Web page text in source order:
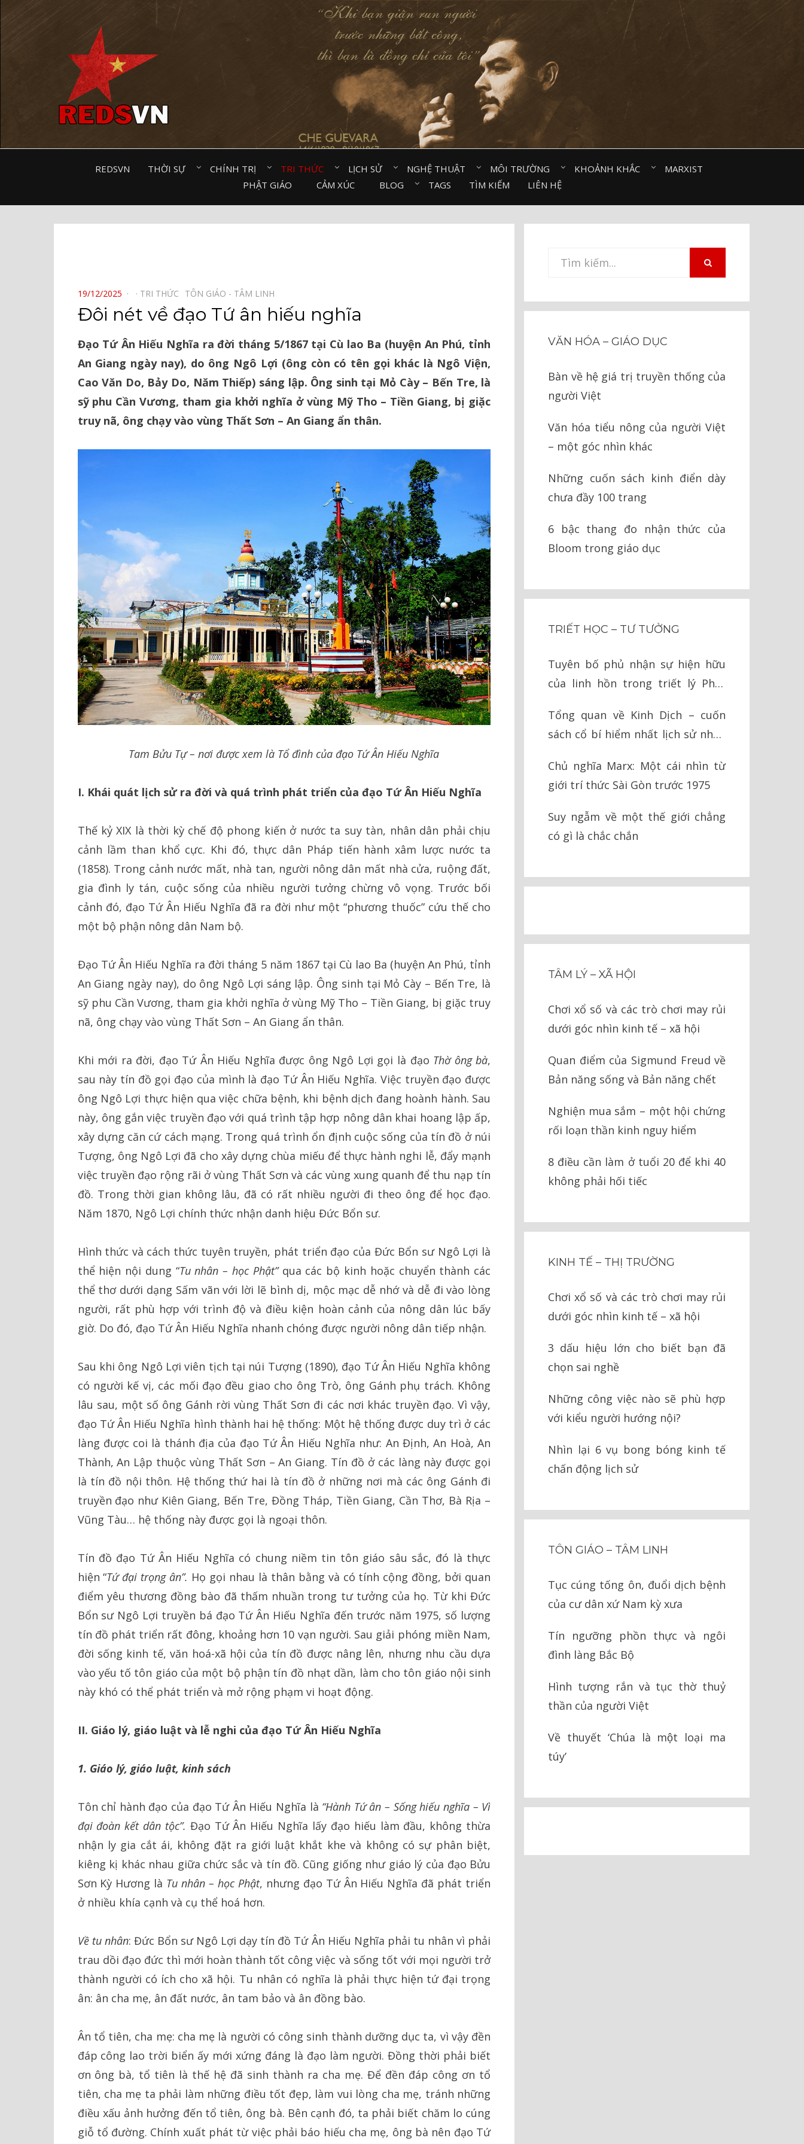
REDSVN THỜI SỰ⠀ CHÍNH TRỊ⠀ TRI THỨC⠀ LỊCH SỬ⠀ NGHỆ THUẬT⠀ MÔI TRƯỜNG⠀ KHOẢNH KHẮC⠀
MARXIST⠀
PHẬT GIÁO⠀
CẢM XÚC⠀ BLOG⠀ TAGS TÌM KIẾM LIÊN HỆ
POSTED
ON
19/12/2025 TRI THỨC⠀ TÔN GIÁO - TÂM LINH⠀
Đôi nét về đạo Tứ ân hiếu nghĩa
Đạo Tứ Ân Hiếu Nghĩa ra đời tháng 5/1867 tại Cù lao Ba (huyện An Phú, tỉnh
An Giang ngày nay), do ông Ngô Lợi (ông còn có tên gọi khác là Ngô Viện,
Cao Văn Do, Bảy Do, Năm Thiếp) sáng lập. Ông sinh tại Mỏ Cày – Bến Tre, là
sỹ phu Cần Vương, tham gia khởi nghĩa ở vùng Mỹ Tho – Tiền Giang, bị giặc
truy nã, ông chạy vào vùng Thất Sơn – An Giang ẩn thân.
Tam Bửu Tự – nơi được xem là Tổ đình của đạo Tứ Ân Hiếu Nghĩa
I. Khái quát lịch sử ra đời và quá trình phát triển của đạo Tứ Ân Hiếu Nghĩa
Thế kỷ XIX là thời kỳ chế độ phong kiến ở nước ta suy tàn, nhân dân phải chịu
cảnh lầm than khổ cực. Khi đó, thực dân Pháp tiến hành xâm l­ược nước ta
(1858). Trong cảnh nước mất, nhà tan, ngư­ời nông dân mất nhà cửa, ruộng đất,
gia đình ly tán, cuộc sống của nhiều người tưởng chừng vô vọng. Trư­ớc bối
cảnh đó, đạo Tứ Ân Hiếu Nghĩa đã ra đời như­ một “phương thuốc” cứu thế cho
một bộ phận nông dân Nam bộ.
Đạo Tứ Ân Hiếu Nghĩa ra đời tháng 5 năm 1867 tại Cù lao Ba (huyện An Phú, tỉnh
An Giang ngày nay), do ông Ngô Lợi sáng lập. Ông sinh tại Mỏ Cày – Bến Tre, là
sỹ phu Cần Vương, tham gia khởi nghĩa ở vùng Mỹ Tho – Tiền Giang, bị giặc truy
nã, ông chạy vào vùng Thất Sơn – An Giang ẩn thân.
Khi mới ra đời, đạo Tứ Ân Hiếu Nghĩa đư­ợc ông Ngô Lợi gọi là đạo Thờ ông bà,
sau này tín đồ gọi đạo của mình là đạo Tứ Ân Hiếu Nghĩa. Việc truyền đạo được
ông Ngô Lợi thực hiện qua việc chữa bệnh, khi bệnh dịch đang hoành hành. Sau
này, ông gắn việc truyền đạo với quá trình tập hợp nông dân khai hoang lập ấp,
xây dựng căn cứ cách mạng. Trong quá trình ổn định cuộc sống của tín đồ ở núi
Tượng, ông Ngô Lợi đã cho xây dựng chùa miếu để thực hành nghi lễ, đẩy mạnh
việc truyền đạo rộng rãi ở vùng Thất Sơn và các vùng xung quanh để thu nạp tín
đồ. Trong thời gian không lâu, đã có rất nhiều người đi theo ông để học đạo.
Năm 1870, Ngô Lợi chính thức nhận danh hiệu Đức Bổn sư.
Hình thức và cách thức tuyên truyền, phát triển đạo của Đức Bổn sư Ngô Lợi là
thể hiện nội dung “Tu nhân – học Phật”qua các bộ kinh hoặc chuyển thành các
thể thơ dưới dạng Sấm vãn với lời lẽ bình dị, mộc mạc dễ nhớ và dễ đi vào lòng
người, rất phù hợp với trình độ và điều kiện hoàn cảnh của nông dân lúc bấy
giờ. Do đó, đạo Tứ Ân Hiếu Nghĩa nhanh chóng được người nông dân tiếp nhận.
Sau khi ông Ngô Lợi viên tịch tại núi Tượng (1890), đạo Tứ Ân Hiếu Nghĩa không
có người kế vị, các mối đạo đều giao cho ông Trò, ông Gánh phụ trách. Không
lâu sau, một số ông Gánh rời vùng Thất Sơn đi các nơi khác truyền đạo. Vì vậy,
đạo Tứ Ân Hiếu Nghĩa hình thành hai hệ thống: Một hệ thống được duy trì ở các
làng được coi là thánh địa của đạo Tứ Ân Hiếu Nghĩa như: An Định, An Hoà, An
Thành, An Lập thuộc vùng Thất Sơn – An Giang. Tín đồ ở các làng này được gọi
là tín đồ nội thôn. Hệ thống thứ hai là tín đồ ở những nơi mà các ông Gánh đi
truyền đạo như Kiên Giang, Bến Tre, Đồng Tháp, Tiền Giang, Cần Thơ, Bà Rịa –
Vũng Tàu… hệ thống này được gọi là ngoại thôn.
Tín đồ đạo Tứ Ân Hiếu Nghĩa có chung niềm tin tôn giáo sâu sắc, đó là thực
hiện “Tứ đại trọng ân”. Họ gọi nhau là thân bằng và có tính cộng đồng, bởi quan
điểm yêu thương đồng bào đã thấm nhuần trong tư tưởng của họ. Từ khi Đức
Bổn sư Ngô Lợi truyền bá đạo Tứ Ân Hiếu Nghĩa đến trước năm 1975, số lượng
tín đồ phát triển rất đông, khoảng hơn 10 vạn người. Sau giải phóng miền Nam,
đời sống kinh tế, văn hoá-xã hội của tín đồ được nâng lên, nhưng nhu cầu dựa
vào yếu tố tôn giáo của một bộ phận tín đồ nhạt dần, làm cho tôn giáo nội sinh
này khó có thể phát triển và mở rộng phạm vi hoạt động.
II. Giáo lý, giáo luật và lễ nghi của đạo Tứ Ân Hiếu Nghĩa
1. Giáo lý, giáo luật, kinh sách
Tôn chỉ hành đạo của đạo Tứ Ân Hiếu Nghĩa là “Hành Tứ ân – Sống hiếu nghĩa – Vì
đại đoàn kết dân tộc”. Đạo Tứ Ân Hiếu Nghĩa lấy đạo hiếu làm đầu, không thừa
nhận ly gia cắt ái, không đặt ra giới luật khắt khe và không có sự phân biệt,
kiêng kị khác nhau giữa chức sắc và tín đồ. Cũng giống nh­ư giáo lý của đạo Bửu
Sơn Kỳ Hư­ơng là Tu nhân – học Phật, nhưng đạo Tứ Ân Hiếu Nghĩa đã phát triển
ở nhiều khía cạnh và cụ thể hoá hơn.
Về tu nhân: Đức Bổn sư Ngô Lợi­ dạy tín đồ Tứ Ân Hiếu Nghĩa phải tu nhân vì phải
trau dồi đạo đức thì mới hoàn thành tốt công việc và sống tốt với mọi ngư­ời trở
thành ng­ười có ích cho xã hội. Tu nhân có nghĩa là phải thực hiện tứ đại trọng
ân: ân cha mẹ, ân đất nước, ân tam bảo và ân đồng bào.
Ân tổ tiên, cha mẹ: cha mẹ là ngư­ời có công sinh thành d­ưỡng dục ta, vì vậy đền
đáp công lao trời biển ấy mới xứng đáng là đạo làm ngư­ời. Đồng thời phải biết
ơn ông bà, tổ tiên là thế hệ đã sinh thành ra cha mẹ. Để đền đáp công ơn tổ
tiên, cha mẹ ta phải làm những điều tốt đẹp, làm vui lòng cha mẹ, tránh những
điều xấu ảnh hư­ởng đến tổ tiên, ông bà. Bên cạnh đó, ta phải biết chăm lo cúng
giỗ tổ đ­ường. Chính xuất phát từ việc phải báo hiếu cha mẹ, ông bà nên đạo Tứ
Tìm
VĂN HÓA – GIÁO DỤC
Bàn về hệ giá trị truyền thống của
người Việt
Văn hóa tiểu nông của người Việt
– một góc nhìn khác
Những cuốn sách kinh điển dày
chưa đầy 100 trang
6 bậc thang đo nhận thức của
Bloom trong giáo dục
TRIẾT HỌC – TƯ TƯỞNG
Tuyên bố phủ nhận sự hiện hữu
của linh hồn trong triết lý Phật
Tổng quan về Kinh Dịch – cuốn
sách cổ bí hiểm nhất lịch sử nhân
Chủ nghĩa Marx: Một cái nhìn từ
giới trí thức Sài Gòn trước 1975
Suy ngẫm về một thế giới chẳng
có gì là chắc chắn
TÂM LÝ – XÃ HỘI
Chơi xổ số và các trò chơi may rủi
dưới góc nhìn kinh tế – xã hội
Quan điểm của Sigmund Freud về
Bản năng sống và Bản năng chết
Nghiện mua sắm – một hội chứng
rối loạn thần kinh nguy hiểm
8 điều cần làm ở tuổi 20 để khi 40
không phải hối tiếc
KINH TẾ – THỊ TRƯỜNG
Chơi xổ số và các trò chơi may rủi
dưới góc nhìn kinh tế – xã hội
3 dấu hiệu lớn cho biết bạn đã
chọn sai nghề
Những công việc nào sẽ phù hợp
với kiểu người hướng nội?
Nhìn lại 6 vụ bong bóng kinh tế
chấn động lịch sử
TÔN GIÁO – TÂM LINH
Tục cúng tống ôn, đuổi dịch bệnh
của cư dân xứ Nam kỳ xưa
Tín ngưỡng phồn thực và ngôi
đình làng Bắc Bộ
Hình tượng rắn và tục thờ thuỷ
thần của người Việt
Về thuyết ‘Chúa là một loại ma
túy’